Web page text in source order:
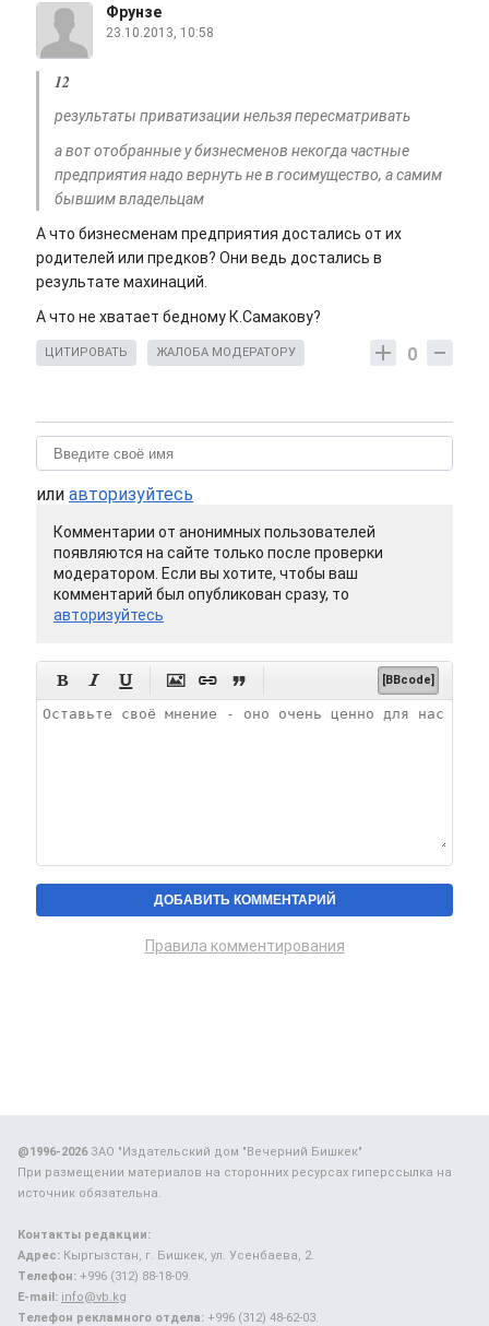
Фрунзе
23.10.2013, 10:58
12
результаты приватизации нельзя пересматривать
а вот отобранные у бизнесменов некогда частные
предприятия надо вернуть не в госимущество, а самим
бывшим владельцам
А что бизнесменам предприятия достались от их
родителей или предков? Они ведь достались в
результате махинаций.
А что не хватает бедному К.Самакову?
0
ЦИТИРОВАТЬ ЖАЛОБА МОДЕРАТОРУ
или авторизуйтесь
Комментарии от анонимных пользователей
появляются на сайте только после проверки
модератором. Если вы хотите, чтобы ваш
комментарий был опубликован сразу, то
авторизуйтесь
      [BBcode]
Правила комментирования
@1996-2026ЗАО "Издательский дом "Вечерний Бишкек"
При размещении материалов на сторонних ресурсах гиперссылка на
источник обязательна.
Контакты редакции:
Адрес: Кыргызстан, г. Бишкек, ул. Усенбаева, 2.
Телефон: +996 (312) 88-18-09.
E-mail: info@vb.kg
Телефон рекламного отдела: +996 (312) 48-62-03.